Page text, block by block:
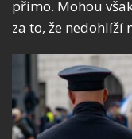
přímo. Mohou
za to, že nedohlíží